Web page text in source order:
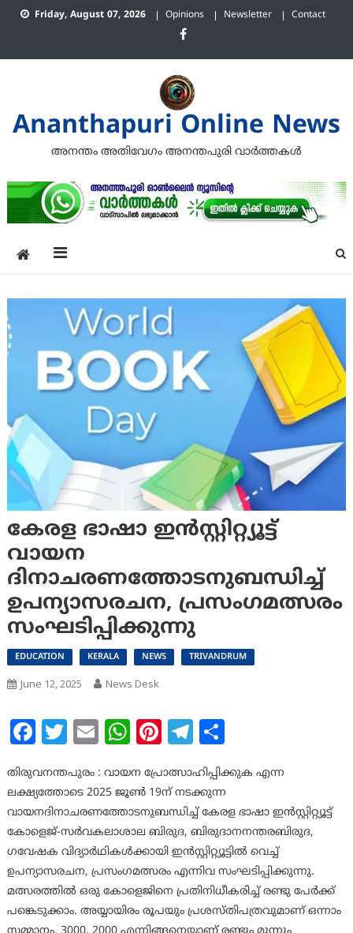
Skip
Friday, August 07, 2026 Opinions Newsletter Contact
Ananthapuri Online News
അനന്തം അതിവേഗം അനന്തപുരി വാര്‍ത്തകള്‍
കേരള ഭാഷാ ഇന്‍സ്റ്റിറ്റ്യൂട്ട്
വായന
ദിനാചരണത്തോടനുബന്ധിച്ച്
ഉപന്യാസരചന, പ്രസംഗമത്സരം
സംഘടിപ്പിക്കുന്നു
EDUCATION KERALA NEWS TRIVANDRUM
June 12, 2025 News Desk
Facebook
Twitter
EmailWhatsApp
Pinterest
Telegram
Share
തിരുവനന്തപുരം : വായന പ്രോത്സാഹിപ്പിക്കുക എന്ന
ലക്ഷ്യത്തോടെ 2025 ജൂണ്‍ 19ന് നടക്കുന്ന
വായനദിനാചരണത്തോടനുബന്ധിച്ച് കേരള ഭാഷാ ഇന്‍സ്റ്റിറ്റ്യൂട്ട്
കോളെജ്-സര്‍വകലാശാല ബിരുദ, ബിരുദാനനന്തരബിരുദ,
ഗവേഷക വിദ്യാര്‍ഥികള്‍ക്കായി ഇന്‍സ്റ്റിറ്റ്യൂട്ടില്‍ വെച്ച്
ഉപന്യാസരചന, പ്രസംഗമത്സരം എന്നിവ സംഘടിപ്പിക്കുന്നു.
മത്സരത്തില്‍ ഒരു കോളെജിനെ പ്രതിനിധീകരിച്ച് രണ്ടു പേര്‍ക്ക്
പങ്കെടുക്കാം. അയ്യായിരം രൂപയും പ്രശസ്തിപത്രവുമാണ് ഒന്നാം